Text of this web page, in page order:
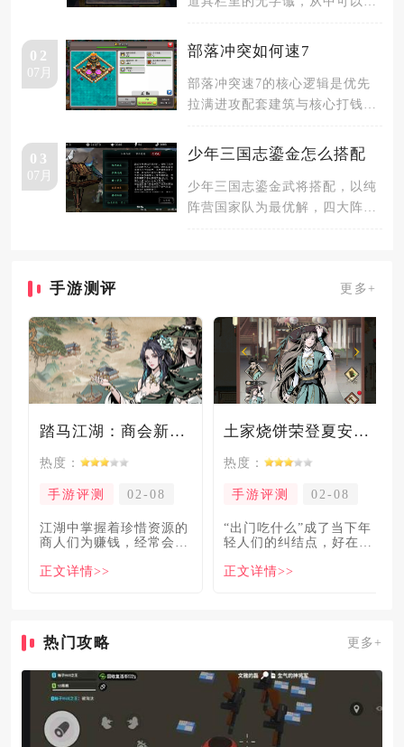
的小吃
02
07月
部落冲突如何速7
部落冲突速7的核心逻辑是优先
拉满进攻配套建筑与核心打钱科
定获取
03
07月
少年三国志鎏金怎么搭配
少年三国志鎏金武将搭配，以纯
阵营国家队为最优解，四大阵营
手游测评 更多+
踏马江湖：商会新玩法坑惨奸商，拼多多砍一砍洗脑夏安！
热度：
手游评测 02-08
​江湖中掌握着珍惜资源的
商人们为赚钱，经常会让
倍，
正文详情>>
土家烧饼荣登夏安必吃榜？烧饼西施摇身成流量网红！
热度：
手游评测 02-08
“出门吃什么”成了当下年
轻人们的纠结点，好在美
解
正文详情>>
热门攻略 更多+